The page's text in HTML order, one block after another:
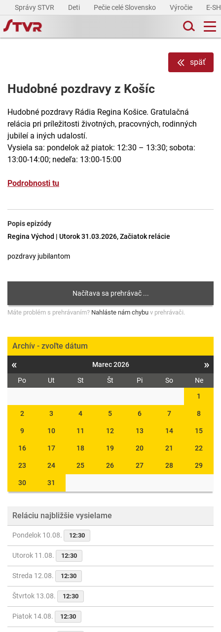
Správy STVR Deti Pečie celé Slovensko Výročie E-
späť
Hudobné pozdravy z Košíc
Hudobné pozdravy Rádia Regina Košice. Gratulačná
relácia pri príležitosti životných, pracovných, rodinných
jubileí a iných udalostí.
Vysiela sa: pondelok až piatok: 12:30 – 13:30; sobota:
13:00-14:00; nedeľa: 13:00-15:00
Podrobnosti tu
Popis epizódy
Regina Východ | Utorok 31.03.2026, Začiatok relácie
pozdravy jubilantom
Máte problém s prehrávaním? Nahláste nám chybu v prehrávači.
Archív - zvoľte dátum
« Marec 2026 »
Po Ut St Št Pi So
Ne
1
2 3 4 5 6 7 8
9 10 11 12 13 14 15
16 17 18 19 20 21 22
23 24 25 26 27 28 29
30 31
Reláciu najbližšie vysielame
Pondelok 10.08. 12:30
Utorok 11.08. 12:30
Streda 12.08. 12:30
Štvrtok 13.08. 12:30
Piatok 14.08. 12:30